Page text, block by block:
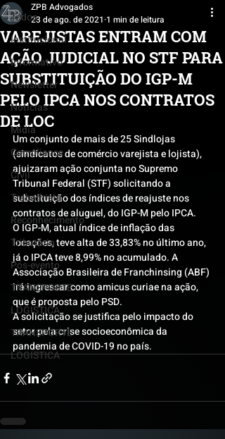
Todos
Institucional
Informativo
Newsletter
Notícias
Mídia
Compliance
Civil
Trabalhista
Reconhecimento
Tributário
Pós-evento
TRANSPORTE
LOGISTICA
TRANSPORTE
LOGISTICA
VAREJISTAS ENTRAM COM
AÇÃO JUDICIAL NO STF PARA
SUBSTITUIÇÃO DO IGP-M
PELO IPCA NOS CONTRATOS
DE LOC
ZPB Advogados
23 de ago. de 2021 1 min de leitura
Um conjunto de mais de 25 Sindlojas
(sindicatos de comércio varejista e lojista),
ajuizaram ação conjunta no Supremo
Tribunal Federal (STF) solicitando a
substituição dos índices de reajuste nos
contratos de aluguel, do IGP-M pelo IPCA.
O IGP-M, atual índice de inflação das
locações, teve alta de 33,83% no último ano,
já o IPCA teve 8,99% no acumulado. A
Associação Brasileira de Franchinsing (ABF)
irá ingressar como amicus curiae na ação,
que é proposta pelo PSD.
A solicitação se justifica pelo impacto do
setor pela crise socioeconômica da
pandemia de COVID-19 no país.